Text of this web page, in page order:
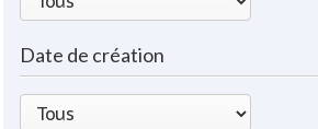
Date de création